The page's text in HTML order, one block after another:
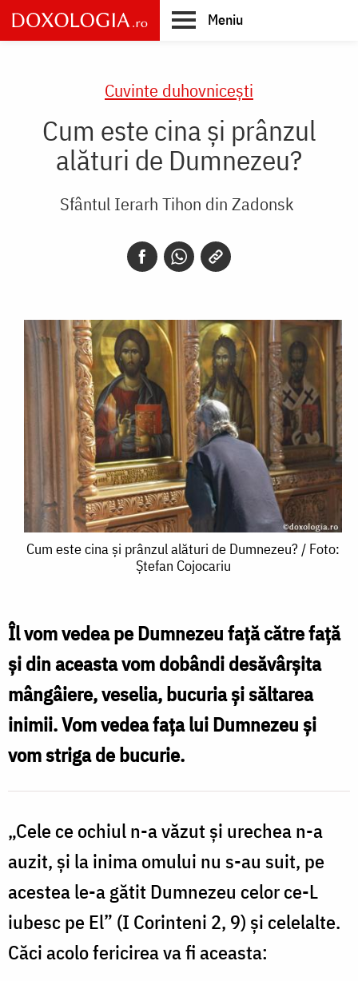
Skip
to
main
Meniu
Cuvinte duhovnicești
Cum este cina și prânzul
alături de Dumnezeu?
Sfântul Ierarh Tihon din Zadonsk
Cum
și
prânzul
alături
de
Dumnezeu?
Foto:
Ștefan
Cojocariu
Cum este cina și prânzul alături de Dumnezeu? / Foto:
Ștefan Cojocariu
Îl vom vedea pe Dumnezeu față către față
și din aceasta vom dobândi desăvârșita
mângâiere, veselia, bucuria și săltarea
inimii. Vom vedea fața lui Dumnezeu și
vom striga de bucurie.
„Cele ce ochiul n-a văzut şi urechea n-a
auzit, şi la inima omului nu s-au suit, pe
acestea le-a gătit Dumnezeu celor ce-L
iubesc pe El” (I Corinteni 2, 9) şi celelalte.
Căci acolo fericirea va fi aceasta: